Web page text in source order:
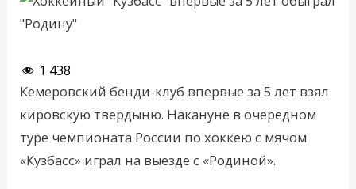
1 438
Кемеровский бенди-клуб впервые за 5 лет взял
кировскую твердыню. Накануне в очередном
туре чемпионата России по хоккею с мячом
«Кузбасс» играл на выезде с «Родиной».